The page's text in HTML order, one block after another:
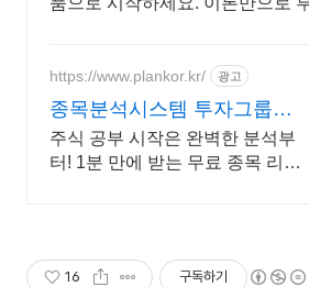
https://www.plankor.kr/ 광고
종목분석시스템 투자그룹플
랜 가입즉시 무료리포트
100%
주식 공부 시작은 완벽한 분석부
터! 1분 만에 받는 무료 종목 리포
16 구독하기